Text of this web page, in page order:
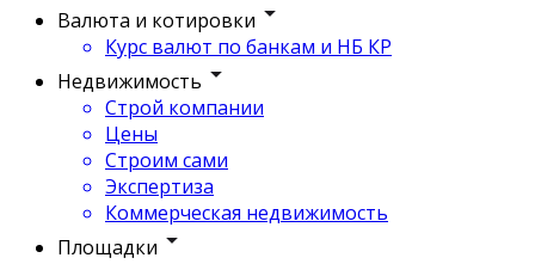
Валюта и котировки
Курс валют по банкам и НБ КР
Недвижимость
Строй компании
Цены
Строим сами
Экспертиза
Коммерческая недвижимость
Площадки